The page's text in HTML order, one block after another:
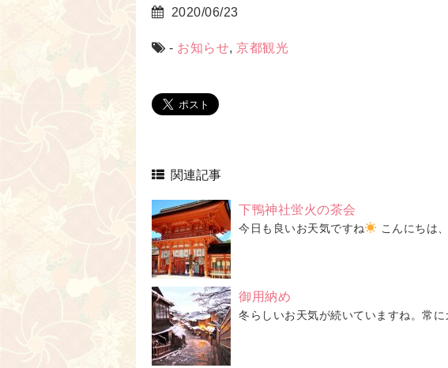
2020/06/23
- お知らせ, 京都観光
関連記事
下鴨神社蛍火の茶会
今日も良いお天気ですね こんにちは
御用納め
冬らしいお天気が続いていますね。常に